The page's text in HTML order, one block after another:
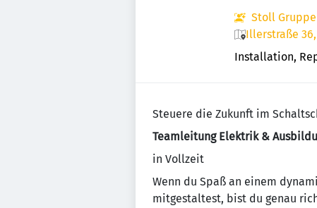
Stoll
Illerstraße
Installation,
Steuere die Zukunft im
Teamleitung Elektrik &
in Vollzeit
Wenn du Spaß an einem
mitgestaltest, bist du genau